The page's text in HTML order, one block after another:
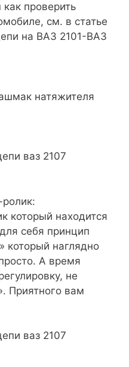
проверить
см. в статье
на ВАЗ 2101-ВАЗ
натяжителя
который находится
себя принцип
который наглядно
А время
не
Приятного вам